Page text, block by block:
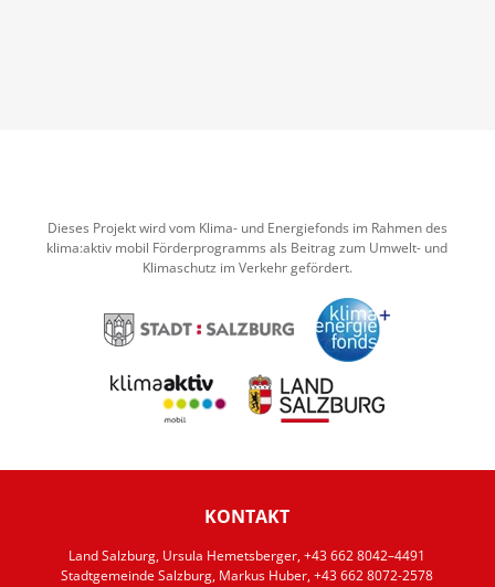
Dieses Projekt wird vom Klima- und Energiefonds im Rahmen des
klima:aktiv mobil Förderprogramms als Beitrag zum Umwelt- und
Klimaschutz im Verkehr gefördert.
KONTAKT
Land Salzburg, Ursula Hemetsberger, +43 662 8042–4491
Stadtgemeinde Salzburg, Markus Huber, +43 662 8072-2578